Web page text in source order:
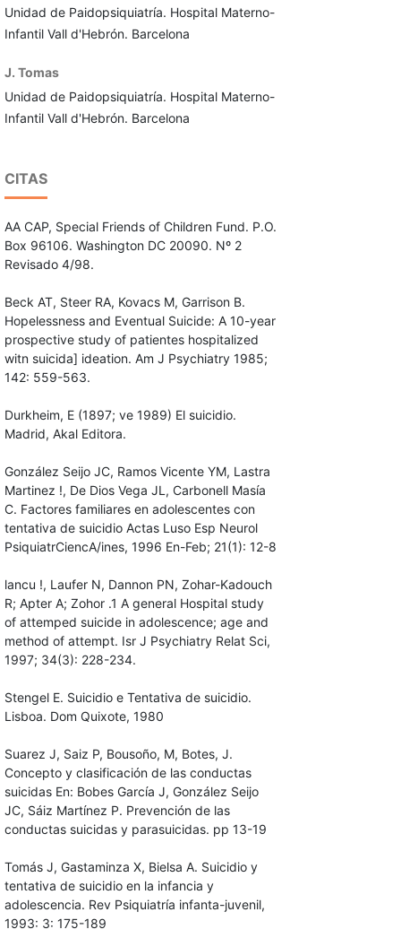
Unidad de Paidopsiquiatría. Hospital Materno-
Infantil Vall d'Hebrón. Barcelona
J. Tomas
Unidad de Paidopsiquiatría. Hospital Materno-
Infantil Vall d'Hebrón. Barcelona
CITAS
AA CAP, Special Friends of Children Fund. P.O.
Box 96106. Washington DC 20090. Nº 2
Revisado 4/98.
Beck AT, Steer RA, Kovacs M, Garrison B.
Hopelessness and Eventual Suicide: A 10-year
prospective study of patientes hospitalized
witn sui­cida] ideation. Am J Psychiatry 1985;
142: 559-563.
Durkheim, E (1897; ve 1989) El suicidio.
Madrid, Akal Editora.
González Seijo JC, Ramos Vicente YM, Lastra
Martinez !, De Dios Vega JL, Carbonell Masía
C. Factores familiares en adolescentes con
tentativa de suici­dio Actas Luso Esp Neurol
PsiquiatrCiencA/ines, 1996 En-Feb; 21(1): 12-8
lancu !, Laufer N, Dannon PN, Zohar-Kadouch
R; Apter A; Zohor .1 A general Hospital study
of attemped suicide in adolescence; age and
method of attempt. Isr J Psychiatry Relat Sci,
1997; 34(3): 228-234.
Stengel E. Suicidio e Tentativa de suicidio.
Lisboa. Dom Quixote, 1980
Suarez J, Saiz P, Bousoño, M, Botes, J.
Concepto y clasificación de las conductas
suicidas En: Bobes García J, González Seijo
JC, Sáiz Martínez P. Prevención de las
conductas suicidas y parasuicidas. pp 13-19
Tomás J, Gastaminza X, Bielsa A. Suicidio y
tentativa de suicidio en la infancia y
adolescencia. Rev Psiquiatría infanta-juvenil,
1993: 3: 175-189